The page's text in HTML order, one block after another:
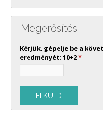
Megerősítés
Kérjük, gépelje be a
eredményét: 10+2*